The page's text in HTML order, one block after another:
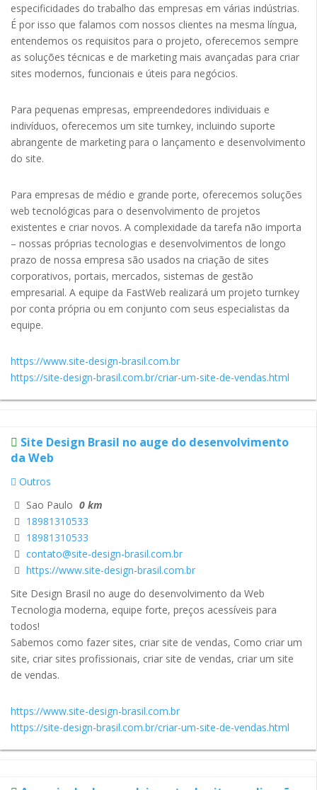
especificidades do trabalho das empresas em várias indústrias.
É por isso que falamos com nossos clientes na mesma língua,
entendemos os requisitos para o projeto, oferecemos sempre
as soluções técnicas e de marketing mais avançadas para criar
sites modernos, funcionais e úteis para negócios.
Para pequenas empresas, empreendedores individuais e
indivíduos, oferecemos um site turnkey, incluindo suporte
abrangente de marketing para o lançamento e desenvolvimento
do site.
Para empresas de médio e grande porte, oferecemos soluções
web tecnológicas para o desenvolvimento de projetos
existentes e criar novos. A complexidade da tarefa não importa
– nossas próprias tecnologias e desenvolvimentos de longo
prazo de nossa empresa são usados na criação de sites
corporativos, portais, mercados, sistemas de gestão
empresarial. A equipe da FastWeb realizará um projeto turnkey
por conta própria ou em conjunto com seus especialistas da
equipe.
https://www.site-design-brasil.com.br
https://site-design-brasil.com.br/criar-um-site-de-vendas.html
Site Design Brasil no auge do desenvolvimento
da Web
Outros
Sao Paulo 0 km
18981310533
18981310533
contato@site-design-brasil.com.br
https://www.site-design-brasil.com.br
Site Design Brasil no auge do desenvolvimento da Web
Tecnologia moderna, equipe forte, preços acessíveis para
todos!
Sabemos como fazer sites, criar site de vendas, Como criar um
site, criar sites profissionais, criar site de vendas, criar um site
de vendas.
https://www.site-design-brasil.com.br
https://site-design-brasil.com.br/criar-um-site-de-vendas.html